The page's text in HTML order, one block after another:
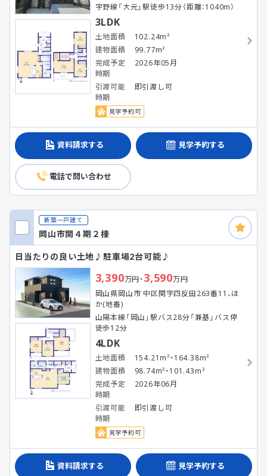
宇野線「大元」駅徒歩13分（距離：1040m）
3LDK
土地面積
102.24m²
建物面積
99.77m²
完成予定
時期
2026年05月
引渡可能
時期
即引渡し可
見学予約可
資料請求する 見学予約する
電話で問い合わせ
新築一戸建て
岡山市関４期２棟
日当たりの良い土地♪駐車場2台可能♪
3,390万円・3,590万円
岡山県岡山市 中区関字四反田263番11、ほ
か(地番)
山陽本線「岡山」駅バス28分「兼基」バス停
徒歩12分
4LDK
土地面積
154.21m²・164.38m²
建物面積
98.74m²・101.43m²
完成予定
時期
2026年06月
引渡可能
時期
即引渡し可
見学予約可
資料請求する 見学予約する